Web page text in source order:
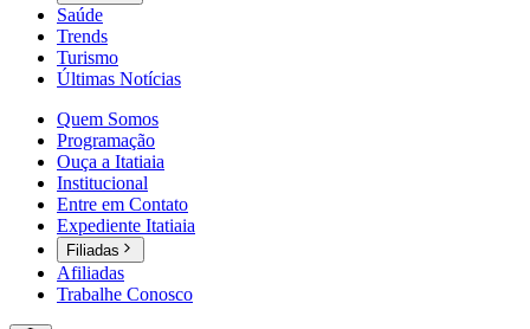
Saúde
Trends
Turismo
Últimas Notícias
Quem Somos
Programação
Ouça a Itatiaia
Institucional
Entre em Contato
Expediente Itatiaia
Filiadas
Afiliadas
Trabalhe Conosco